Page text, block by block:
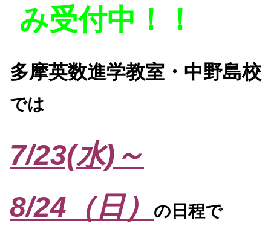
み受付中！！
多摩英数進学教室・中野島校
では
7/23(水)～
8/24（日）
の日程で